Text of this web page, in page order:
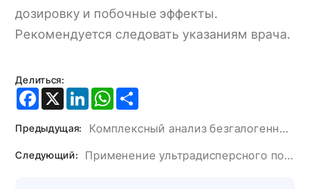
дозировку и побочные эффекты.
Рекомендуется следовать указаниям врача.
Делиться:
Facebook
X LinkedInWhatsApp
Предыдущая: Комплексный анализ безгалогенных кабельных материалов
Следующий: Применение ультрадисперсного порошка гидроксида алюминия в клее для искусственного камня.